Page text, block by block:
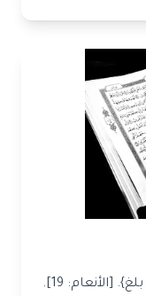
{وأوحي إلي هذا القرآن لأنذركم به ومن بلغ}. [الأنعام: 19].